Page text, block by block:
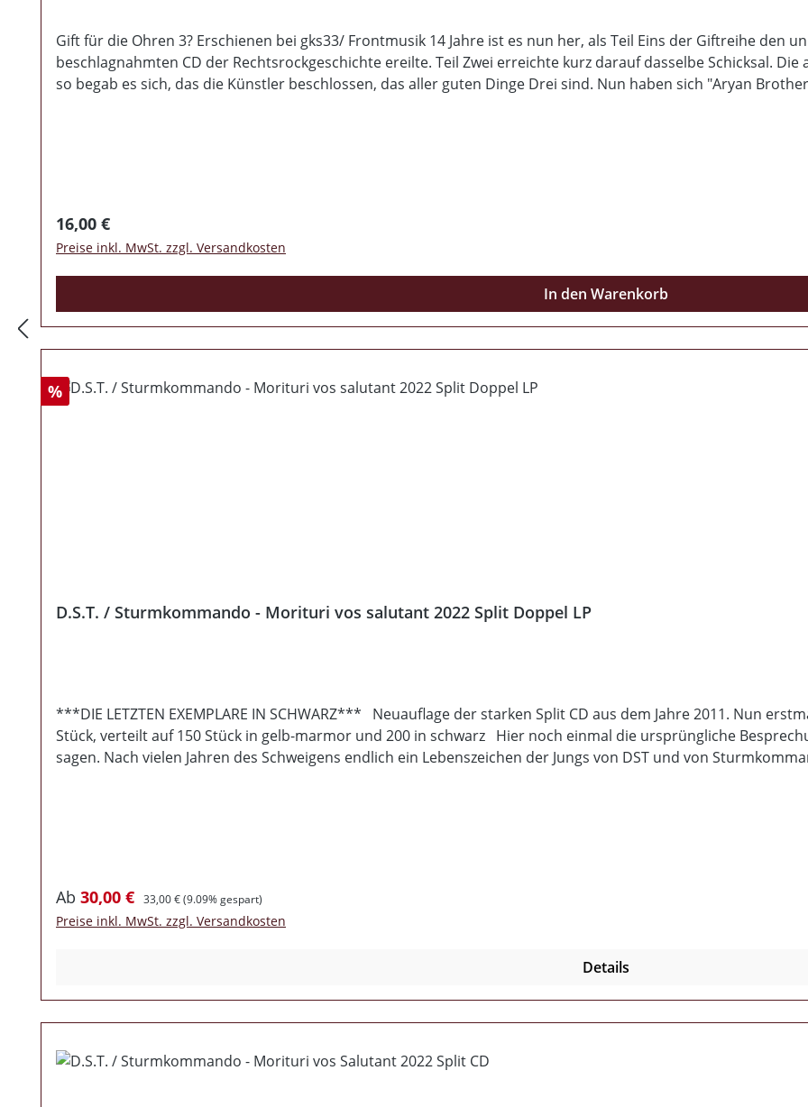
Gift für die Ohren 3? Erschienen bei gks33/ Frontmusik 14 Jahre ist es nun her, als Teil Eins der Giftreihe den
beschlagnahmten CD der Rechtsrockgeschichte ereilte. Teil Zwei erreichte kurz darauf dasselbe Schicksal.
so begab es sich, das die Künstler beschlossen, das aller guten Dinge Drei sind. Nun haben sich "Aryan
und das Triple voll machen will.
Regulärer Preis:
16,00 €
Preise inkl. MwSt. zzgl. Versandkosten
In den Warenkorb
Rabatt
%
D.S.T. / Sturmkommando - Morituri vos salutant 2022 Split Doppel LP
***DIE LETZTEN EXEMPLARE IN SCHWARZ*** Neuauflage der starken Split CD aus dem Jahre 2011. Nun erstmals auf Vinyl
Stück, verteilt auf 150 Stück in gelb-marmor und 200 in schwarz Hier noch einmal die ursprüngliche
sagen. Nach vielen Jahren des Schweigens endlich ein Lebenszeichen der Jungs von DST und von
ZWEI FARBE PRO BESTELLUNG!
Verkaufspreis:
Ab 30,00 € Regulärer Preis:
33,00 €(9.09% gespart)
Preise inkl. MwSt. zzgl. Versandkosten
Details